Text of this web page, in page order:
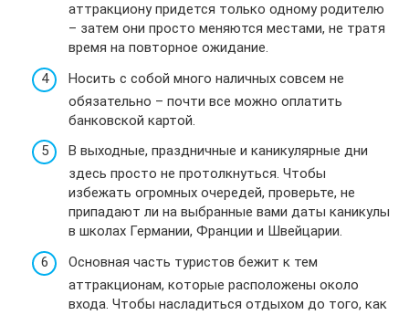
аттракциону придется только одному родителю
– затем они просто меняются местами, не тратя
время на повторное ожидание.
Носить с собой много наличных совсем не
обязательно – почти все можно оплатить
банковской картой.
В выходные, праздничные и каникулярные дни
здесь просто не протолкнуться. Чтобы
избежать огромных очередей, проверьте, не
припадают ли на выбранные вами даты каникулы
в школах Германии, Франции и Швейцарии.
Основная часть туристов бежит к тем
аттракционам, которые расположены около
входа. Чтобы насладиться отдыхом до того, как